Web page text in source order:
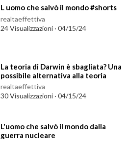
⁣L uomo che salvò il mondo #shorts
realtaeffettiva
24 Visualizzazioni · 04/15/24
⁣La teoria di Darwin è sbagliata? Una
possibile alternativa alla teoria
dell'evoluzione
realtaeffettiva
30 Visualizzazioni · 04/15/24
⁣L'uomo che salvò il mondo dalla
guerra nucleare